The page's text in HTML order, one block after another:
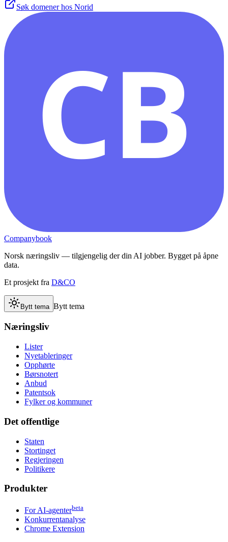
Søk domener hos Norid
CB
Companybook
Norsk næringsliv — tilgjengelig der din AI jobber. Bygget på åpne
data.
Et prosjekt fra D&CO
Bytt tema Bytt tema
Næringsliv
Lister
Nyetableringer
Opphørte
Børsnotert
Anbud
Patentsok
Fylker og kommuner
Det offentlige
Staten
Stortinget
Regjeringen
Politikere
Produkter
For AI-agenterbeta
Konkurrentanalyse
Chrome Extension